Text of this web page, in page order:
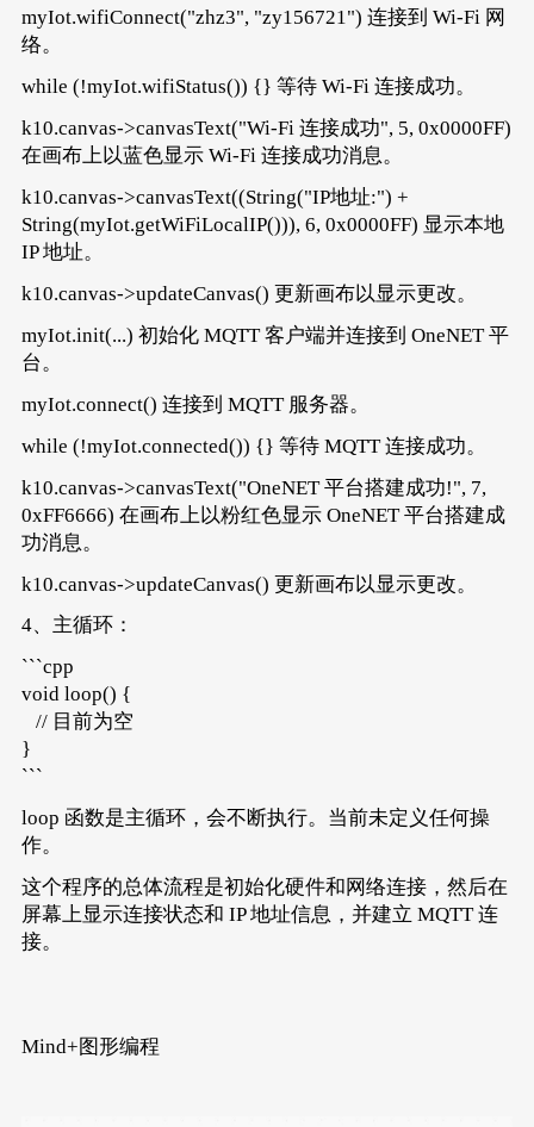
myIot.wifiConnect("zhz3", "zy156721") 连接到 Wi-Fi 网
络。
while (!myIot.wifiStatus()) {} 等待 Wi-Fi 连接成功。
k10.canvas->canvasText("Wi-Fi 连接成功", 5, 0x0000FF)
在画布上以蓝色显示 Wi-Fi 连接成功消息。
k10.canvas->canvasText((String("IP地址:") +
String(myIot.getWiFiLocalIP())), 6, 0x0000FF) 显示本地
IP 地址。
k10.canvas->updateCanvas() 更新画布以显示更改。
myIot.init(...) 初始化 MQTT 客户端并连接到 OneNET 平
台。
myIot.connect() 连接到 MQTT 服务器。
while (!myIot.connected()) {} 等待 MQTT 连接成功。
k10.canvas->canvasText("OneNET 平台搭建成功!", 7,
0xFF6666) 在画布上以粉红色显示 OneNET 平台搭建成
功消息。
k10.canvas->updateCanvas() 更新画布以显示更改。
4、主循环：
```cpp
void loop() {
// 目前为空
}
```
loop 函数是主循环，会不断执行。当前未定义任何操
作。
这个程序的总体流程是初始化硬件和网络连接，然后在
屏幕上显示连接状态和 IP 地址信息，并建立 MQTT 连
接。
Mind+图形编程